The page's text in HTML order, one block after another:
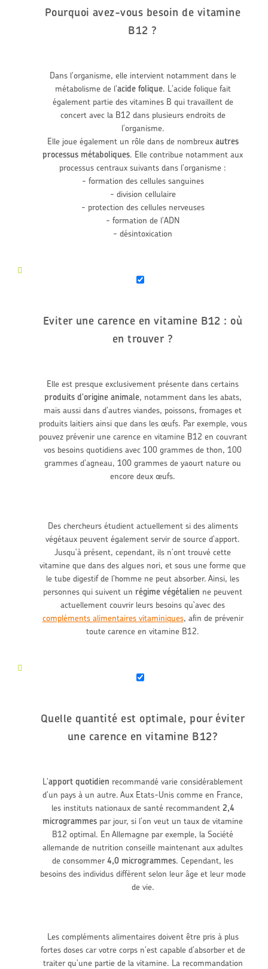
Pourquoi avez-vous besoin de vitamine
B12 ?
Dans l'organisme, elle intervient notamment dans le
métabolisme de l'acide folique. L'acide folique fait
également partie des vitamines B qui travaillent de
concert avec la B12 dans plusieurs endroits de
l'organisme.
Elle joue également un rôle dans de nombreux autres
processus métaboliques. Elle contribue notamment aux
processus centraux suivants dans l'organisme :
- formation des cellules sanguines
- division cellulaire
- protection des cellules nerveuses
- formation de l'ADN
- désintoxication
Eviter une carence en vitamine B12 : où
en trouver ?
Elle est presque exclusivement présente dans certains
produits d'origine animale, notamment dans les abats,
mais aussi dans d'autres viandes, poissons, fromages et
produits laitiers ainsi que dans les œufs. Par exemple, vous
pouvez prévenir une carence en vitamine B12 en couvrant
vos besoins quotidiens avec 100 grammes de thon, 100
grammes d'agneau, 100 grammes de yaourt nature ou
encore deux œufs.
Des chercheurs étudient actuellement si des aliments
végétaux peuvent également servir de source d'apport.
Jusqu'à présent, cependant, ils n'ont trouvé cette
vitamine que dans des algues nori, et sous une forme que
le tube digestif de l'homme ne peut absorber. Ainsi, les
personnes qui suivent unrégime végétalien ne peuvent
actuellement couvrir leurs besoins qu'avec des
compléments alimentaires vitaminiques, afin de prévenir
toute carence en vitamine B12.
Quelle quantité est optimale, pour éviter
une carence en vitamine B12?
L'apport quotidien recommandé varie considérablement
d'un pays à un autre. Aux Etats-Unis comme en France,
les instituts nationaux de santé recommandent 2,4
microgrammes par jour, si l'on veut un taux de vitamine
B12 optimal. En Allemagne par exemple, la Société
allemande de nutrition conseille maintenant aux adultes
de consommer4,0 microgrammes. Cependant, les
besoins des individus diffèrent selon leur âge et leur mode
de vie.
Les compléments alimentaires doivent être pris à plus
fortes doses car votre corps n'est capable d'absorber et de
traiter qu'une partie de la vitamine. La recommandation